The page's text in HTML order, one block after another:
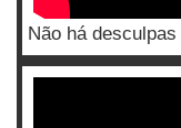
Não há